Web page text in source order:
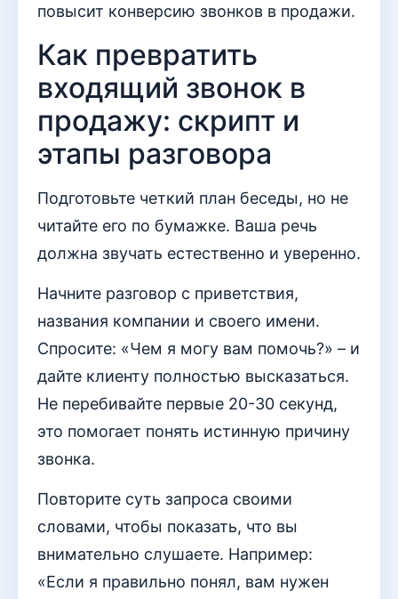
повысит конверсию звонков в продажи.
Как превратить
входящий звонок в
продажу: скрипт и
этапы разговора
Подготовьте четкий план беседы, но не
читайте его по бумажке. Ваша речь
должна звучать естественно и уверенно.
Начните разговор с приветствия,
названия компании и своего имени.
Спросите: «Чем я могу вам помочь?» – и
дайте клиенту полностью высказаться.
Не перебивайте первые 20-30 секунд,
это помогает понять истинную причину
звонка.
Повторите суть запроса своими
словами, чтобы показать, что вы
внимательно слушаете. Например:
«Если я правильно понял, вам нужен